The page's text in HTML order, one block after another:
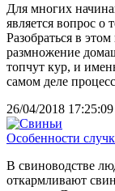
Для многих
является вопрос о
Разобраться в
размножение
топчут кур, и
самом деле
26/04/2018 17:25:09
Особенности
В свиноводстве
откармливают